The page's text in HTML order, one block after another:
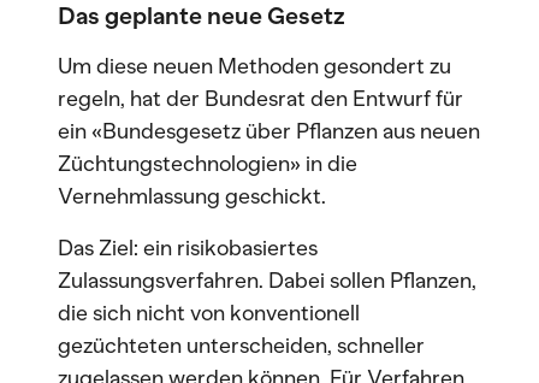
Das geplante neue Gesetz
Um diese neuen Methoden gesondert zu
regeln, hat der Bundesrat den Entwurf für
ein «Bundesgesetz über Pflanzen aus neuen
Züchtungstechnologien» in die
Vernehmlassung geschickt.
Das Ziel: ein risikobasiertes
Zulassungsverfahren. Dabei sollen Pflanzen,
die sich nicht von konventionell
gezüchteten unterscheiden, schneller